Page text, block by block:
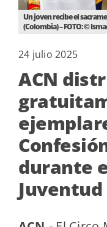
24 julio 2025
ACN
durante
Juventud
Un joven recibe el
(Colombia) – FOTO: ©